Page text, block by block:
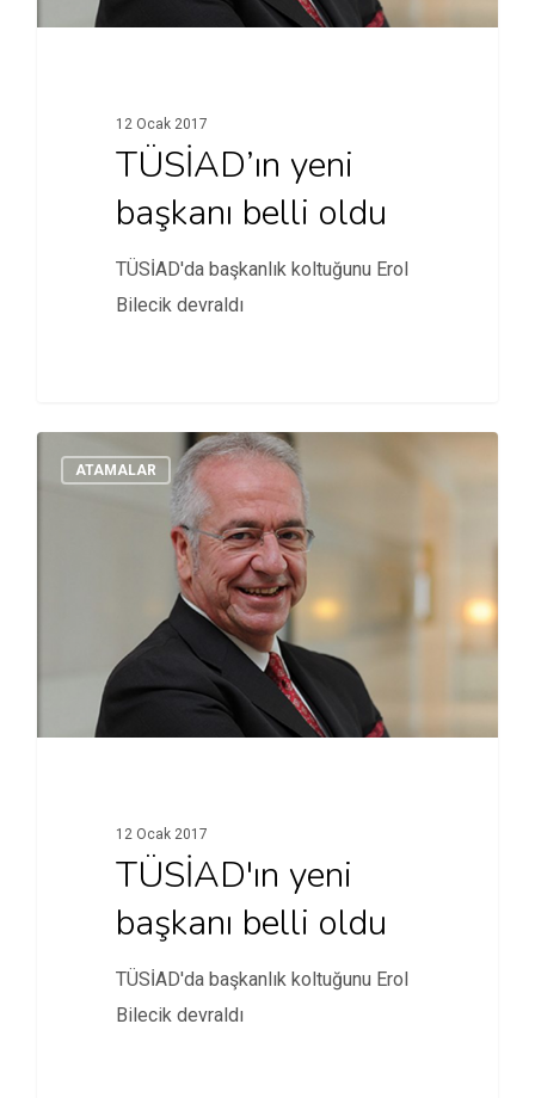
12 Ocak 2017
TÜSİAD’ın yeni
başkanı belli oldu
TÜSİAD'da başkanlık koltuğunu Erol
Bilecik devraldı
ATAMALAR
12 Ocak 2017
TÜSİAD'ın yeni
başkanı belli oldu
TÜSİAD'da başkanlık koltuğunu Erol
Bilecik devraldı